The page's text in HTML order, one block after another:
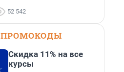
52 542
ПРОМОКОДЫ
Скидка 11% на все
курсы